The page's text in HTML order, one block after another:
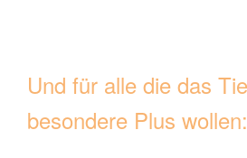
Und für alle die das
besondere Plus wollen: